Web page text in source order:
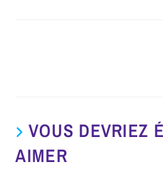
VOUS DEVRIEZ
AIMER